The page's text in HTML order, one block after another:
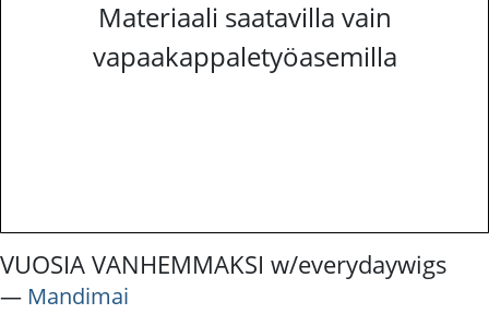
Materiaali saatavilla vain
vapaakappaletyöasemilla
VUOSIA VANHEMMAKSI w/everydaywigs
― Mandimai